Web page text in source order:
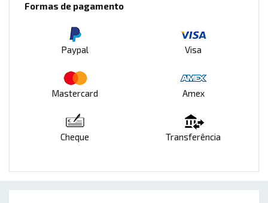
Formas de pagamento
Paypal Visa
Mastercard Amex
Cheque Transferência